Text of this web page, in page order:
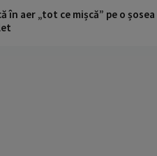
în aer „tot ce mișcă” pe o